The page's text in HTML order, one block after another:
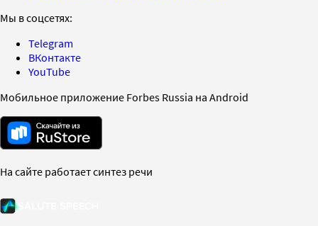
Мы в соцсетях:
Telegram
ВКонтакте
YouTube
Мобильное приложение Forbes Russia на Android
На сайте работает синтез речи